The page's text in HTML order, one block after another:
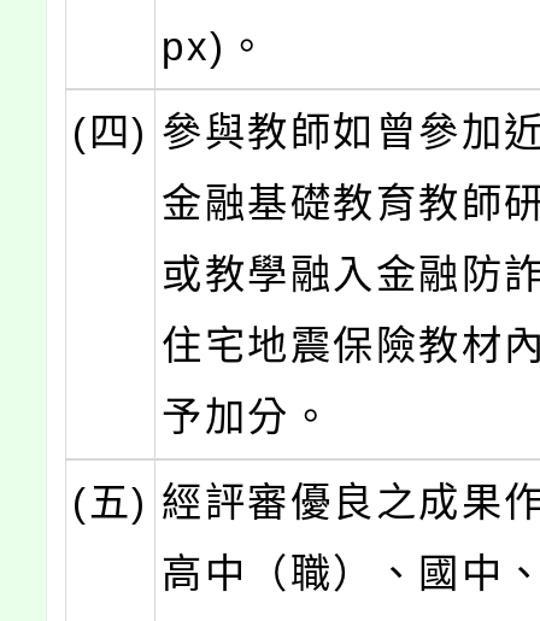
px)。
(四) 參與教師如曾參加
金融基礎教育教師
或教學融入金融防
住宅地震保險教材
予加分。
(五) 經評審優良之成果
高中（職）、國中